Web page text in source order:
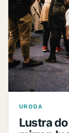
URODA
Lustra